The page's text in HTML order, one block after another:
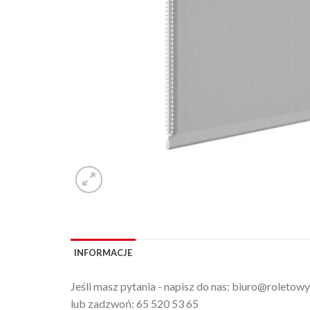
INFORMACJE
Jeśli masz pytania - napisz do nas:
lub zadzwoń: 65 520 53 65